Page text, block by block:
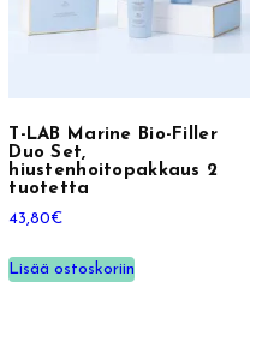
T-LAB Marine Bio-Filler
Duo Set,
hiustenhoitopakkaus 2
tuotetta
43,80€
Lisää ostoskoriin